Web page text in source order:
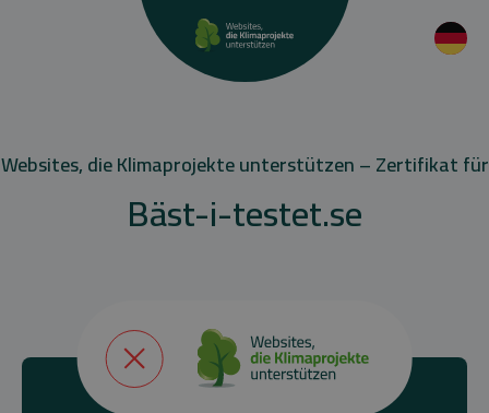
Websites, die Klimaprojekte unterstützen – Zertifikat für
Bäst-i-testet.se